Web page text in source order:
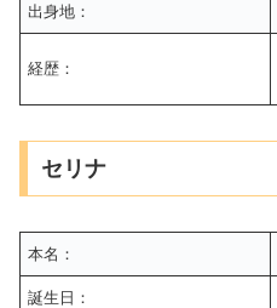
出身地：
経歴：
セリナ
本名：
誕生日：